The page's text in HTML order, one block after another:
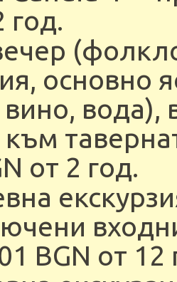
год.
основно
вода),
от 2 год.
BGN от 12